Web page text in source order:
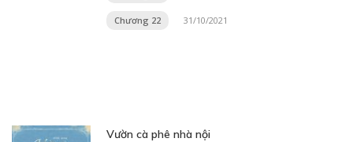
Chương 22 31/10/2021
Vườn cà phê nhà nội